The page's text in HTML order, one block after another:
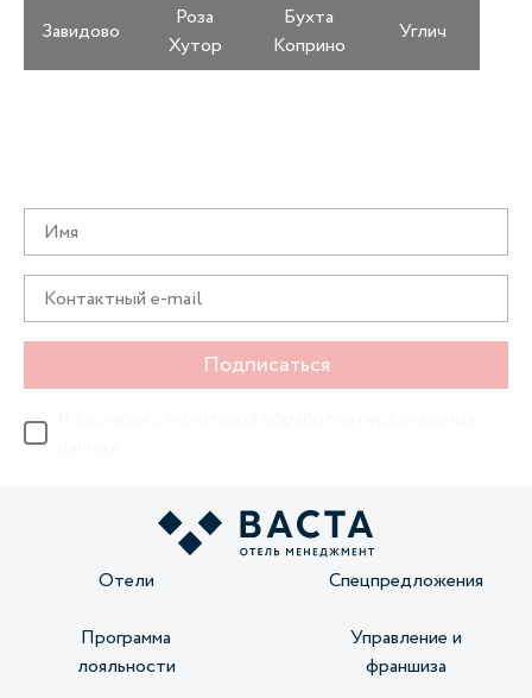
Завидово
Роза
Хутор
Бухта
Коприно
Углич
Подписаться
Отели Спецпредложения
Программа
лояльности
Управление и
франшиза